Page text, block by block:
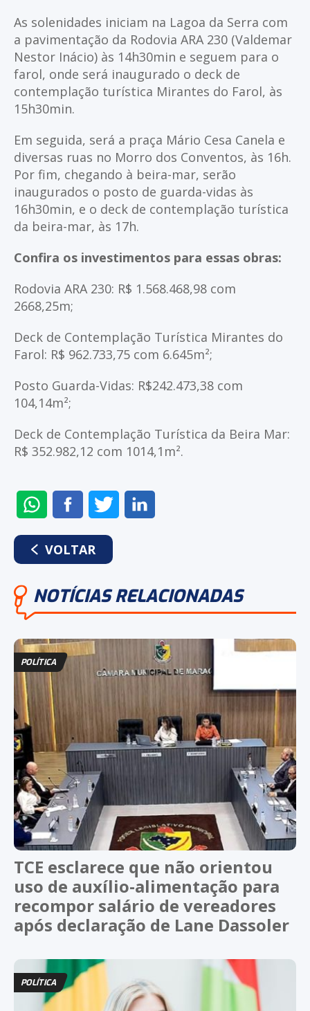
As solenidades iniciam na Lagoa da Serra com
a pavimentação da Rodovia ARA 230 (Valdemar
Nestor Inácio) às 14h30min e seguem para o
farol, onde será inaugurado o deck de
contemplação turística Mirantes do Farol, às
15h30min.
Em seguida, será a praça Mário Cesa Canela e
diversas ruas no Morro dos Conventos, às 16h.
Por fim, chegando à beira-mar, serão
inaugurados o posto de guarda-vidas às
16h30min, e o deck de contemplação turística
da beira-mar, às 17h.
Confira os investimentos para essas obras:
Rodovia ARA 230: R$ 1.568.468,98 com
2668,25m;
Deck de Contemplação Turística Mirantes do
Farol: R$ 962.733,75 com 6.645m²;
Posto Guarda-Vidas: R$242.473,38 com
104,14m²;
Deck de Contemplação Turística da Beira Mar:
R$ 352.982,12 com 1014,1m².
ENVIAR
NO
WHATSAPP
COMPARTILHAR
NO
FACEBOOK
COMPARTILHAR
NO
VOLTAR
NOTÍCIAS RELACIONADAS
POLÍTICA
TCE esclarece que não orientou
uso de auxílio-alimentação para
recompor salário de vereadores
após declaração de Lane Dassoler
POLÍTICA